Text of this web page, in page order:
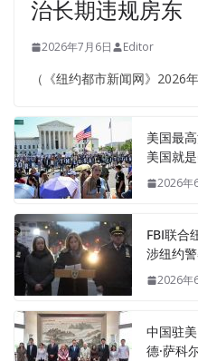
治长期违规房东
2026年7月6日 Editor
（《纽约都市新闻网》2026
美国最
美国就
2026年
FBI联合
涉纽约
2026年
中国驻
德·萨科